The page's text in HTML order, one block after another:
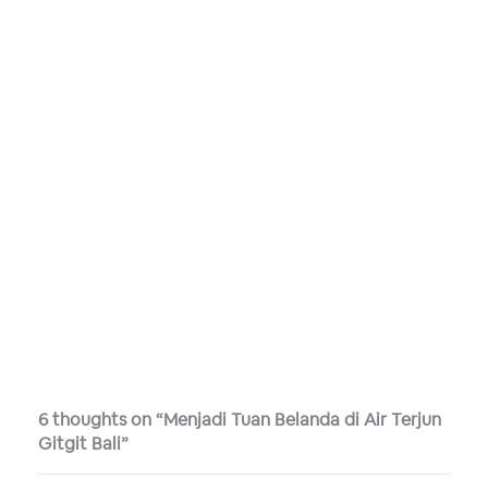
6 thoughts on “Menjadi Tuan Belanda di Air Terjun
Gitgit Bali”